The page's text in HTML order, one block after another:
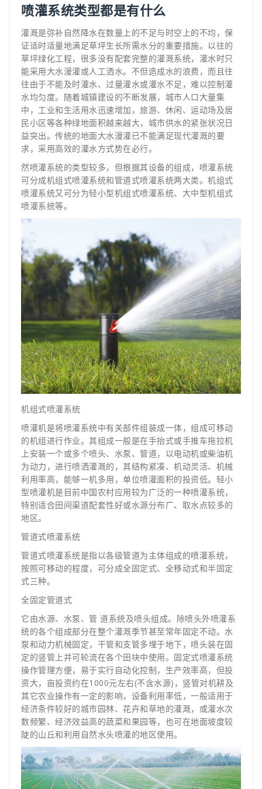
喷灌系统类型都是有什么
​灌溉是弥补自然降水在数量上的不足与时空上的不均，保
证适时适量地满足草坪生长所需水分的重要措施。以往的
草坪绿化工程，很多没有配套完整的灌溉系统，灌水时只
能采用大水漫灌或人工洒水。不但造成水的浪费，而且往
往由于不能及时灌水、过量灌水或灌水不足，难以控制灌
水均匀度。随着城镇建设的不断发展，城市人口大量集
中，工业和生活用水迅速增加，旅游、休闲、运动场及居
民小区等各种绿地面积越来越大，城市供水的紧张状况日
益突出。传统的地面大水漫灌已不能满足现代灌溉的要
求，采用高效的灌水方式势在必行。
然喷灌系统的类型较多，但根据其设备的组成，喷灌系统
可分成机组式喷灌系统和管道式喷灌系统两大类。机组式
喷灌系统又可分为轻小型机组式喷灌系统、大中型机组式
喷灌系统等。
机组式喷灌系统
喷灌机是将喷灌系统中有关部件组装成一体，组成可移动
的机组进行作业。其组成一般是在手抬式或手推车拖拉机
上安装一个或多个喷头、水泵、管道，以电动机或柴油机
为动力，进行喷洒灌溉的，其结构紧凑、机动灵活、机械
利用率高，能够一机多用，单位喷灌面积的投资低。轻小
型喷灌机是目前中国农村应用较为广泛的一种喷灌系统，
特别适合田间渠道配套性好或水源分布广、取水点较多的
地区。
管道式喷灌系统
管道式喷灌系统是指以各级管道为主体组成的喷灌系统，
按照可移动的程度，可分成全固定式、全移动式和半固定
式三种。
全固定管道式
它由水源、水泵、管 道系统及喷头组成。除喷头外喷灌系
统的各个组成部分在整个灌溉季节甚至常年固定不动。水
泵和动力机械固定，干管和支管多埋于地下，喷头装在固
定的竖管上并可轮流在各个田块中使用。固定式喷灌系统
操作管理方便，易于实行自动化控制，生产效率高，但投
资大，亩投资约在1000元左右(不含水源)，竖管对机耕及
其它农业操作有一定的影响，设备利用率低，一般适用于
经济条件较好的城市园林、花卉和草地的灌溉，或灌水次
数频繁、经济效益高的蔬菜和果园等，也可在地面坡度较
陡的山丘和利用自然水头喷灌的地区使用。